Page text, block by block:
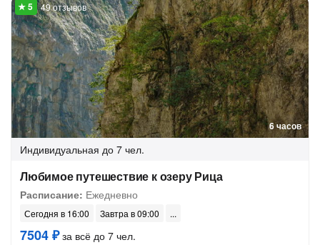
6 часов
49 отзывов
Индивидуальная до 7 чел.
Любимое путешествие к озеру Рица
Расписание: Ежедневно
Сегодня в 16:00 Завтра в 09:00
7504 ₽за всё до 7 чел.